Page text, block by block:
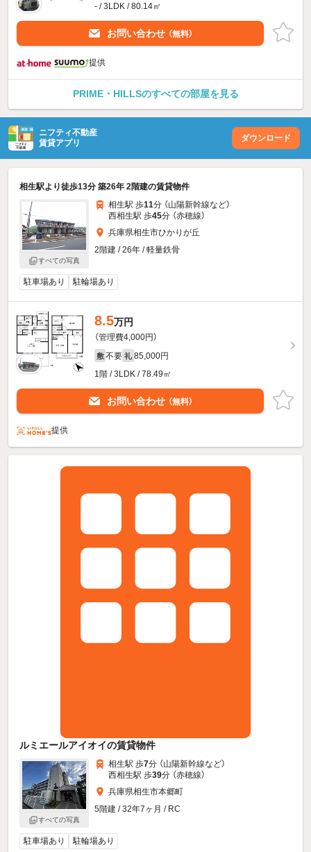
- / 3LDK / 80.14㎡
お問い合わせ （無料）
提供
PRIME・HILLSのすべての部屋を見る
ニフティ不動産
賃貸アプリ
ダウンロード
相生駅より徒歩13分 築26年 2階建の賃貸物件
すべての写真
相生駅 歩11分 （山陽新幹線など）
西相生駅 歩45分 （赤穂線）
兵庫県相生市ひかりが丘
2階建 / 26年 / 軽量鉄骨
駐車場あり 駐輪場あり
8.5万円
（管理費4,000円）
敷 不要 礼 85,000円
1階 / 3LDK / 78.49㎡
お問い合わせ （無料）
提供
ルミエールアイオイの賃貸物件
すべての写真
相生駅 歩7分 （山陽新幹線など）
西相生駅 歩39分 （赤穂線）
兵庫県相生市本郷町
5階建 / 32年7ヶ月 / RC
駐車場あり 駐輪場あり